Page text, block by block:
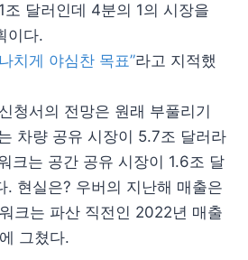
조 달러인데 4분의 1의 시장을
이다.
치게 야심찬 목표”라고 지적했
청서의 전망은 원래 부풀리기
차량 공유 시장이 5.7조 달러라
크는 공간 공유 시장이 1.6조 달
. 현실은? 우버의 지난해 매출은
크는 파산 직전인 2022년 매출
그쳤다.